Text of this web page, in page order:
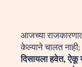
आजच्या
केल्याने चालत नाही;
दिसायला हवेत, ऐकू